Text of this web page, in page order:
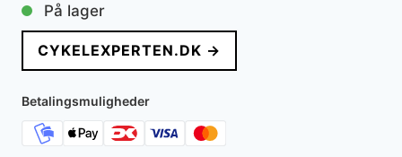
På lager
CYKELEXPERTEN.DK →
Betalingsmuligheder